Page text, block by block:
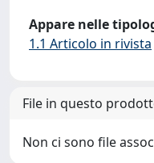
Appare nelle
1.1 Articolo in rivista
File in questo
Non ci sono file